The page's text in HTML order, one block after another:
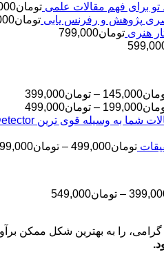
تومان
تومان
تومان799,000
145,000
– تومان399,000
قیمت:
تومان399,000
199,000
– تومان499,000
تا
تومان499,000
– تومان
– تومان549,000
تا
را به بهترین شکل ممکن